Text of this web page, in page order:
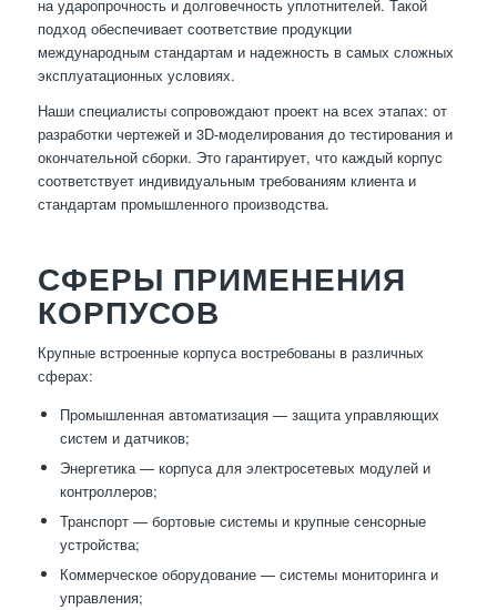
на ударопрочность и долговечность уплотнителей. Такой
подход обеспечивает соответствие продукции
международным стандартам и надежность в самых сложных
эксплуатационных условиях.
Наши специалисты сопровождают проект на всех этапах: от
разработки чертежей и 3D-моделирования до тестирования и
окончательной сборки. Это гарантирует, что каждый корпус
соответствует индивидуальным требованиям клиента и
стандартам промышленного производства.
СФЕРЫ ПРИМЕНЕНИЯ
КОРПУСОВ
Крупные встроенные корпуса востребованы в различных
сферах:
Промышленная автоматизация — защита управляющих
систем и датчиков;
Энергетика — корпуса для электросетевых модулей и
контроллеров;
Транспорт — бортовые системы и крупные сенсорные
устройства;
Коммерческое оборудование — системы мониторинга и
управления;